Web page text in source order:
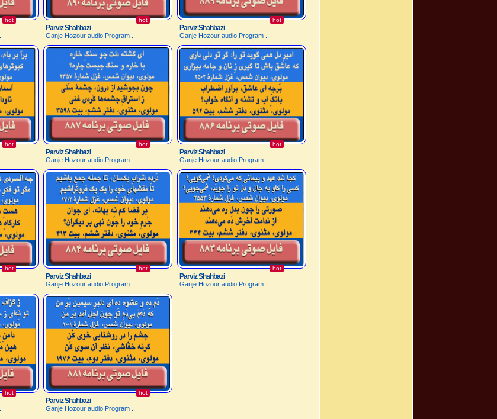
hot hot
Parviz Shahbazi
Ganje Hozour audio Program ...
hot
Parviz Shahbazi
Ganje Hozour audio Program ...
hot hot
Parviz Shahbazi
Ganje Hozour audio Program ...
hot
Parviz Shahbazi
Ganje Hozour audio Program ...
hot hot
Parviz Shahbazi
Ganje Hozour audio Program ...
hot
Parviz Shahbazi
Ganje Hozour audio Program ...
hot hot
Parviz Shahbazi
Ganje Hozour audio Program ...